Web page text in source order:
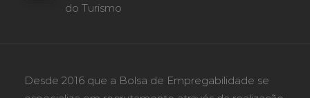
do Turismo
Desde 2016 que a Bolsa de Empregabilidade se